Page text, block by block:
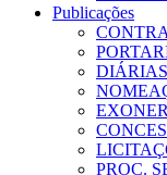
Publicações
DIÁRIAS
PROC.